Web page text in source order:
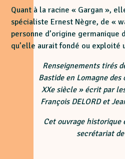
Quant à la racine « Gargan »,
spécialiste Ernest Nègre, de «
personne d’origine germanique
qu’elle aurait fondé ou exploité
Renseignements tirés
Bastide en Lomagne
XXe siècle » écrit par
François DELORD et
Cet ouvrage historique
secrétariat